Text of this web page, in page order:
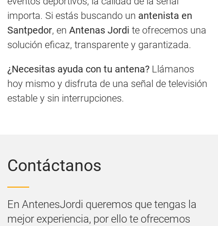
importa. Si estás buscando un antenista en
Santpedor, en Antenas Jordi te ofrecemos una
solución eficaz, transparente y garantizada.
¿Necesitas ayuda con tu antena? Llámanos
hoy mismo y disfruta de una señal de televisión
estable y sin interrupciones.
Contáctanos
En AntenesJordi queremos que tengas la
mejor experiencia, por ello te ofrecemos